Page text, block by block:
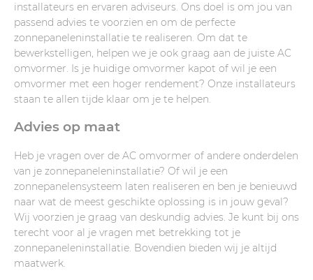
installateurs en ervaren adviseurs. Ons doel is om jou van
passend advies te voorzien en om de perfecte
zonnepaneleninstallatie te realiseren. Om dat te
bewerkstelligen, helpen we je ook graag aan de juiste AC
omvormer. Is je huidige omvormer kapot of wil je een
omvormer met een hoger rendement? Onze installateurs
staan te allen tijde klaar om je te helpen.
Advies op maat
Heb je vragen over de AC omvormer of andere onderdelen
van je zonnepaneleninstallatie? Of wil je een
zonnepanelensysteem laten realiseren en ben je benieuwd
naar wat de meest geschikte oplossing is in jouw geval?
Wij voorzien je graag van deskundig advies. Je kunt bij ons
terecht voor al je vragen met betrekking tot je
zonnepaneleninstallatie. Bovendien bieden wij je altijd
maatwerk.